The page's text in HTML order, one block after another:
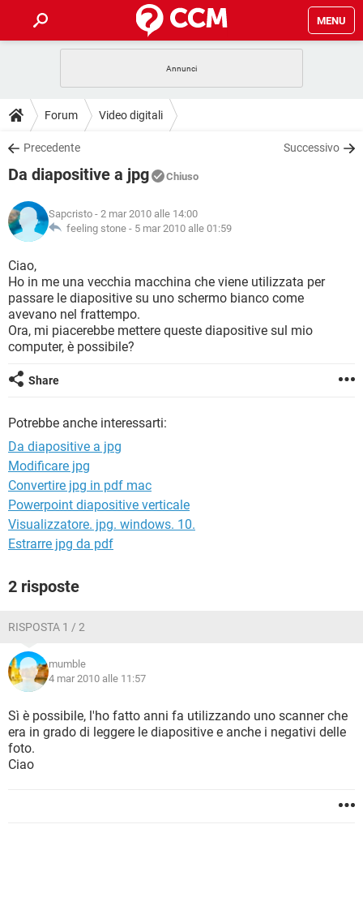
MENU
INTRATTENIMENTO
iOS
INSTAGRAM WHATSAPP
TIKTOK
HARDWARE
GUIDE
COVID-19
INSTAGRAM WHATSAPP
TIKTOK
HARDWARE
DOWNLOAD
COVID-19 GAMING
INTRATTENIMENTO
iOS WINDOWS 10
INSTAGRAM
TIKTOK FACEBOOK
HARDWARE
COVID-19 GAMING
INTRATTENIMENTO
iOS
INSTAGRAM WHATSAPP
TIKTOK FACEBOOK
HARDWARE
GLOSSARIO
COVID-19
INTRATTENIMENTO ANDROID
iOS
INSTAGRAM WHATSAPP
TIKTOK
Forum Video digitali
Precedente Successivo
Da diapositive a jpg Chiuso
Sapcristo - 2 mar 2010 alle 14:00
feeling stone - 5 mar 2010 alle 01:59
Ciao,
Ho in me una vecchia macchina che viene utilizzata per
passare le diapositive su uno schermo bianco come
avevano nel frattempo.
Ora, mi piacerebbe mettere queste diapositive sul mio
computer, è possibile?
Share
Potrebbe anche interessarti:
Da diapositive a jpg
Modificare jpg
Convertire jpg in pdf mac
Powerpoint diapositive verticale
Visualizzatore. jpg. windows. 10.
Estrarre jpg da pdf
2 risposte
RISPOSTA 1 / 2
mumble
4 mar 2010 alle 11:57
Sì è possibile, l'ho fatto anni fa utilizzando uno scanner che
era in grado di leggere le diapositive e anche i negativi delle
foto.
Ciao